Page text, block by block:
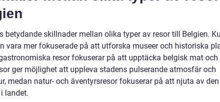
betydande skillnader mellan olika typer av resor till Belgien.
vara mer fokuserade på att utforska museer och historiska
resor fokuserar på att upptäcka belgisk mat och
ger möjlighet att uppleva stadens pulserande atmosfär och
medan natur- och äventyrsresor fokuserar på att njuta av
landet.